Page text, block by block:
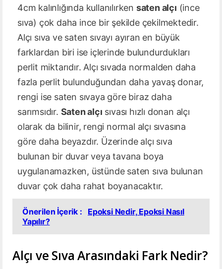
4cm kalınlığında kullanılırken saten alçı (ince
sıva) çok daha ince bir şekilde çekilmektedir.
Alçı sıva ve saten sıvayı ayıran en büyük
farklardan biri ise içlerinde bulundurdukları
perlit miktarıdır. Alçı sıvada normalden daha
fazla perlit bulunduğundan daha yavaş donar,
rengi ise saten sıvaya göre biraz daha
sarımsıdır. Saten alçı sıvası hızlı donan alçı
olarak da bilinir, rengi normal alçı sıvasına
göre daha beyazdır. Üzerinde alçı sıva
bulunan bir duvar veya tavana boya
uygulanamazken, üstünde saten sıva bulunan
duvar çok daha rahat boyanacaktır.
Önerilen İçerik :
Epoksi Nedir, Epoksi Nasıl
Yapılır?
Alçı ve Sıva Arasındaki Fark Nedir?